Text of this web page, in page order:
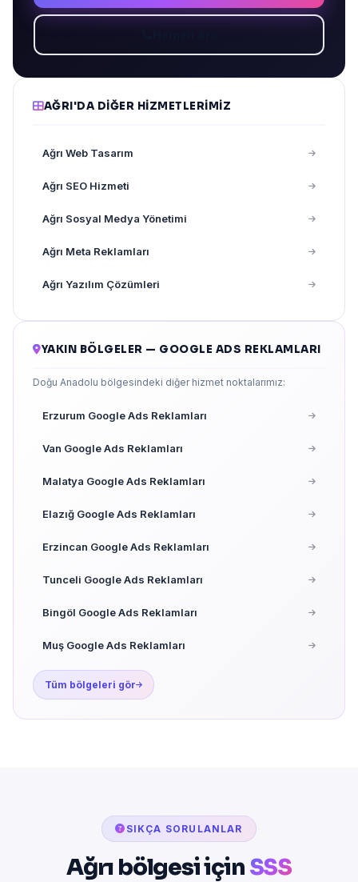
AĞRI'DA DIĞER HIZMETLERIMIZ
Ağrı Web Tasarım
Ağrı SEO Hizmeti
Ağrı Sosyal Medya Yönetimi
Ağrı Meta Reklamları
Ağrı Yazılım Çözümleri
YAKIN BÖLGELER — GOOGLE ADS REKLAMLARI
Doğu Anadolu bölgesindeki diğer hizmet noktalarımız:
Erzurum Google Ads Reklamları
Van Google Ads Reklamları
Malatya Google Ads Reklamları
Elazığ Google Ads Reklamları
Erzincan Google Ads Reklamları
Tunceli Google Ads Reklamları
Bingöl Google Ads Reklamları
Muş Google Ads Reklamları
Tüm bölgeleri gör
SIKÇA SORULANLAR
Ağrı bölgesi için SSS